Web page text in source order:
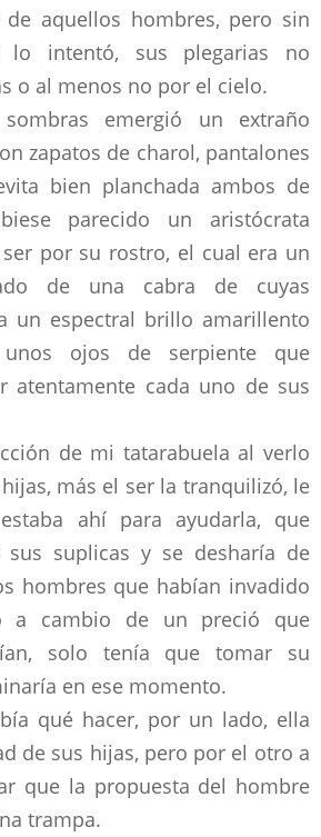
de aquellos hombres, pero sin
lo intentó, sus plegarias no
o al menos no por el cielo.
emergió un extraño
zapatos de charol, pantalones
bien planchada ambos de
parecido un aristócrata
por su rostro, el cual era un
de una cabra de cuyas
un espectral brillo amarillento
unos ojos de serpiente que
atentamente cada uno de sus
de mi tatarabuela al verlo
más el ser la tranquilizó, le
ahí para ayudarla, que
sus suplicas y se desharía de
hombres que habían invadido
a cambio de un preció que
solo tenía que tomar su
en ese momento.
qué hacer, por un lado, ella
de sus hijas, pero por el otro a
que la propuesta del hombre
trampa.